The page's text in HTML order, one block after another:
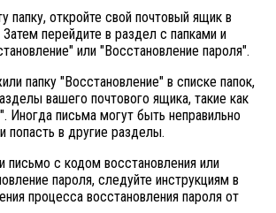
папку, откройте свой почтовый ящик в
перейдите в раздел с папками и
или "Восстановление пароля".
папку "Восстановление" в списке папок,
вашего почтового ящика, такие как
Иногда письма могут быть неправильно
попасть в другие разделы.
письмо с кодом восстановления или
пароля, следуйте инструкциям в
процесса восстановления пароля от